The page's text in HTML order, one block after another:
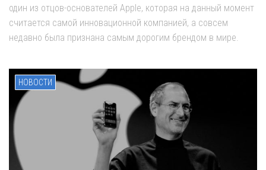
один из отцов-основателей Apple, которая на данный момент
считается самой инновационной компанией, а совсем
недавно была признана самым дорогим брендом в мире.
НОВОСТИ